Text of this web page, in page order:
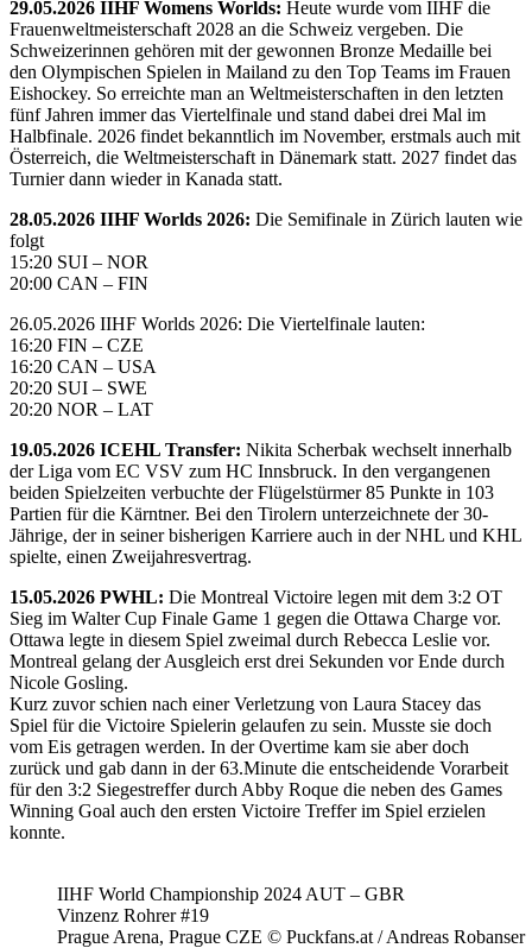
29.05.2026 IIHF Womens Worlds: Heute wurde vom IIHF die
Frauenweltmeisterschaft 2028 an die Schweiz vergeben. Die
Schweizerinnen gehören mit der gewonnen Bronze Medaille bei
den Olympischen Spielen in Mailand zu den Top Teams im Frauen
Eishockey. So erreichte man an Weltmeisterschaften in den letzten
fünf Jahren immer das Viertelfinale und stand dabei drei Mal im
Halbfinale. 2026 findet bekanntlich im November, erstmals auch mit
Österreich, die Weltmeisterschaft in Dänemark statt. 2027 findet das
Turnier dann wieder in Kanada statt.
28.05.2026 IIHF Worlds 2026: Die Semifinale in Zürich lauten wie
folgt
15:20 SUI – NOR
20:00 CAN – FIN
26.05.2026 IIHF Worlds 2026: Die Viertelfinale lauten:
16:20 FIN – CZE
16:20 CAN – USA
20:20 SUI – SWE
20:20 NOR – LAT
19.05.2026 ICEHL Transfer: Nikita Scherbak wechselt innerhalb
der Liga vom EC VSV zum HC Innsbruck. In den vergangenen
beiden Spielzeiten verbuchte der Flügelstürmer 85 Punkte in 103
Partien für die Kärntner. Bei den Tirolern unterzeichnete der 30-
Jährige, der in seiner bisherigen Karriere auch in der NHL und KHL
spielte, einen Zweijahresvertrag.
15.05.2026 PWHL: Die Montreal Victoire legen mit dem 3:2 OT
Sieg im Walter Cup Finale Game 1 gegen die Ottawa Charge vor.
Ottawa legte in diesem Spiel zweimal durch Rebecca Leslie vor.
Montreal gelang der Ausgleich erst drei Sekunden vor Ende durch
Nicole Gosling.
Kurz zuvor schien nach einer Verletzung von Laura Stacey das
Spiel für die Victoire Spielerin gelaufen zu sein. Musste sie doch
vom Eis getragen werden. In der Overtime kam sie aber doch
zurück und gab dann in der 63.Minute die entscheidende Vorarbeit
für den 3:2 Siegestreffer durch Abby Roque die neben des Games
Winning Goal auch den ersten Victoire Treffer im Spiel erzielen
konnte.
IIHF World Championship 2024 AUT – GBR
Vinzenz Rohrer #19
Prague Arena, Prague CZE © Puckfans.at / Andreas Robanser